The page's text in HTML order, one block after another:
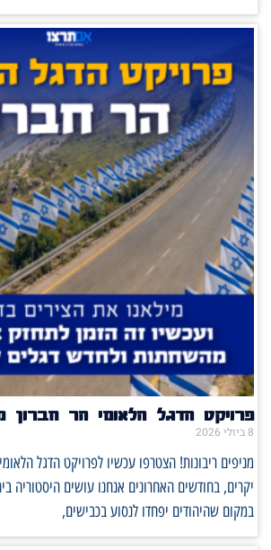
פרויקט הדגל הלאומי הר חברון
8 ביולי 2026
מניפים ריבונות! הצטרפו עכשיו לפרויקט הדגל
יקרים, בחודשים האחרונים אנחנו עושים היסטוריה
במקום שהיהודים יפחדו לנסוע בכבישים,